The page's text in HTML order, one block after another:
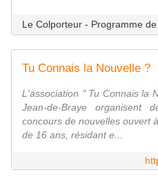
Le Colporteur - Programme
Tu Connais la Nouvelle ?
L'association " Tu Connais la
Jean-de-Braye
concours de nouvelles ouvert
de 16 ans, résidant e...